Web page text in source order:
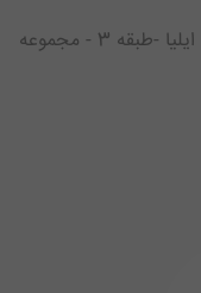
مشهد - شهرک غرب - مجتمع تجاری ایلیا -طبقه 3 - مجموعه